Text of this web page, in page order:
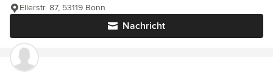
Nachricht
Ellerstr. 87, 53119 Bonn